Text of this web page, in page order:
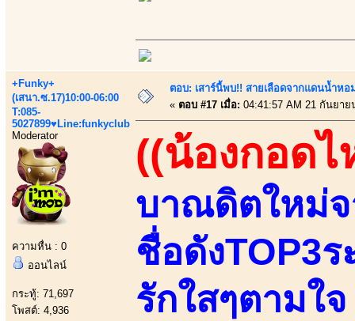
+Funky+
(เสนา.ซ.17)10:00-06:00
T:085-
5027899♥Line:funkyclub
Moderator
ความหื่น : 0
ออนไลน์
กระทู้: 71,697
โพสต์: 4,936
ตอบ: เสาร์นี้พบ!! สายเลือดจากแดนน้ำห
« ตอบ #17 เมื่อ: 04:41:57 AM 21 กันยาย
((น้องกอดไ
บาณดิตใหม่จ
ชื่อดังTOP3
รักใสๆตามใ